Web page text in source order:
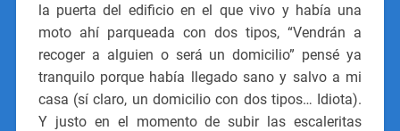
la puerta del edificio en el que vivo y había una
moto ahí parqueada con dos tipos, “Vendrán a
recoger a alguien o será un domicilio” pensé ya
tranquilo porque había llegado sano y salvo a mi
casa (sí claro, un domicilio con dos tipos… Idiota).
Y justo en el momento de subir las escaleritas